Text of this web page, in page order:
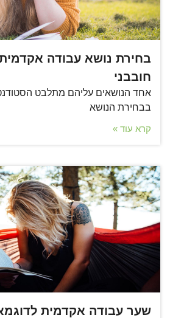
בחירת נושא עבודה אקדמית
חובבני
אחד הנושאים עליהם מתלבט
בבחירת הנושא
קרא עוד »
שער עבודה אקדמית